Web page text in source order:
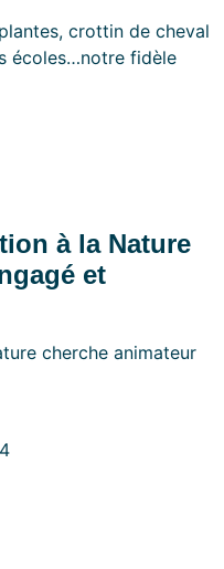
crottin de cheval
écoles…notre fidèle
à la Nature
et
cherche animateur